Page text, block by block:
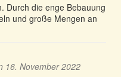
Durch die enge Bebauung
und große Mengen an
16. November 2022